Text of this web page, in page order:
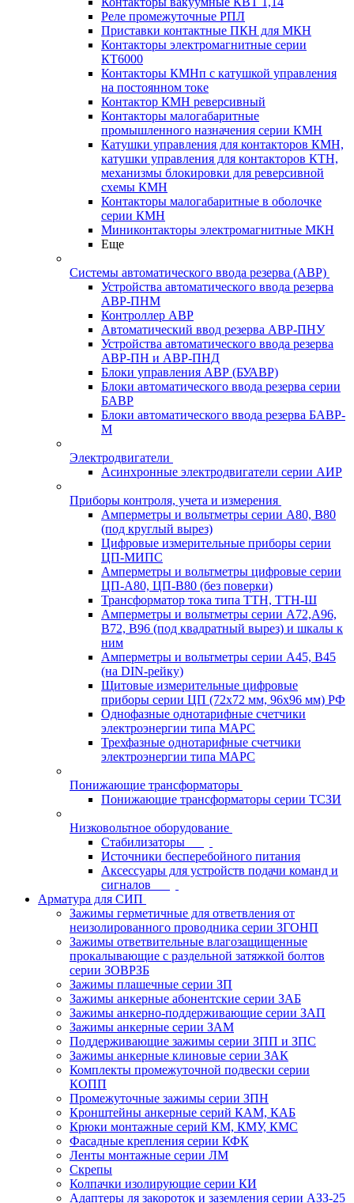
Реле промежуточные РПЛ
Приставки контактные ПКН для МКН
Контакторы электромагнитные серии
КТ6000
Контакторы КМНп с катушкой управления
на постоянном токе
Контактор КМН реверсивный
Контакторы малогабаритные
промышленного назначения серии КМН
Катушки управления для контакторов КМН,
катушки управления для контакторов КТН,
механизмы блокировки для реверсивной
схемы КМН
Контакторы малогабаритные в оболочке
серии КМН
Миниконтакторы электромагнитные МКН
Еще
Системы автоматического ввода резерва (АВР)
Устройства автоматического ввода резерва
АВР-ПНМ
Контроллер АВР
Автоматический ввод резерва АВР-ПНУ
Устройства автоматического ввода резерва
АВР-ПН и АВР-ПНД
Блоки управления АВР (БУАВР)
Блоки автоматического ввода резерва серии
БАВР
Блоки автоматического ввода резерва БАВР-
М
Электродвигатели
Асинхронные электродвигатели серии АИР
Приборы контроля, учета и измерения
Амперметры и вольтметры серии А80, В80
(под круглый вырез)
Цифровые измерительные приборы серии
ЦП-МИПС
Амперметры и вольтметры цифровые серии
ЦП-А80, ЦП-В80 (без поверки)
Трансформатор тока типа ТТН, ТТН-Ш
Амперметры и вольтметры серии А72,А96,
В72, В96 (под квадратный вырез) и шкалы к
ним
Амперметры и вольтметры серии А45, В45
(на DIN-рейку)
Щитовые измерительные цифровые
приборы серии ЦП (72х72 мм, 96х96 мм) РФ
Однофазные однотарифные счетчики
электроэнергии типа МАРС
Трехфазные однотарифные счетчики
электроэнергии типа МАРС
Понижающие трансформаторы
Понижающие трансформаторы серии ТСЗИ
Низковольтное оборудование
Стабилизаторы
Источники бесперебойного питания
Аксессуары для устройств подачи команд и
сигналов
Арматура для СИП
Зажимы герметичные для ответвления от
неизолированного проводника серии ЗГОНП
Зажимы ответвительные влагозащищенные
прокалывающие с раздельной затяжкой болтов
серии ЗОВРЗБ
Зажимы плашечные серии ЗП
Зажимы анкерные абонентские серии ЗАБ
Зажимы анкерно-поддерживающие серии ЗАП
Зажимы анкерные серии ЗАМ
Поддерживающие зажимы серии ЗПП и ЗПС
Зажимы анкерные клиновые серии ЗАК
Комплекты промежуточной подвески серии
КОПП
Промежуточные зажимы серии ЗПН
Кронштейны анкерные серий КАМ, КАБ
Крюки монтажные серий КМ, КМУ, КМС
Фасадные крепления серии КФК
Ленты монтажные серии ЛМ
Скрепы
Колпачки изолирующие серии КИ
Адаптеры ля закороток и заземления серии АЗЗ-25